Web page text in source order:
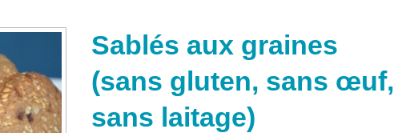
Sablés aux graines
(sans gluten, sans œuf,
sans laitage)